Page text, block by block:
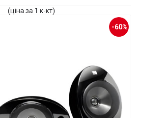
за 1 к-кт)
-60%